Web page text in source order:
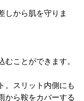
しから肌を守りま
ことができます。
。スリット内側にも
から鞍をカバーする